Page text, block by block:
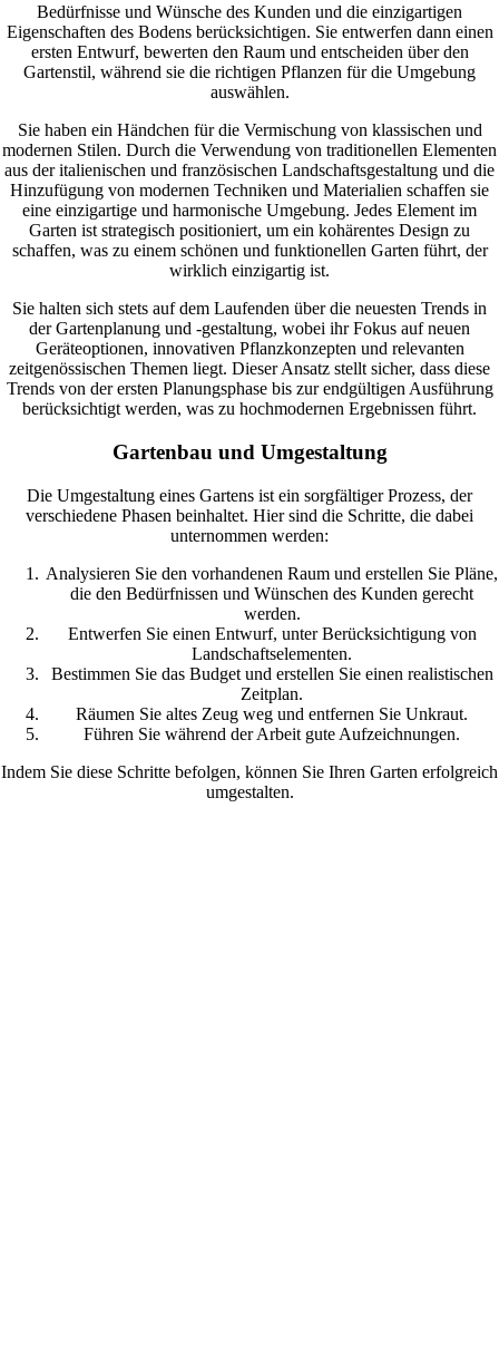
Bedürfnisse und Wünsche des Kunden und die einzigartigen
Eigenschaften des Bodens berücksichtigen. Sie entwerfen dann einen
ersten Entwurf, bewerten den Raum und entscheiden über den
Gartenstil, während sie die richtigen Pflanzen für die Umgebung
auswählen.
Sie haben ein Händchen für die Vermischung von klassischen und
modernen Stilen. Durch die Verwendung von traditionellen Elementen
aus der italienischen und französischen Landschaftsgestaltung und die
Hinzufügung von modernen Techniken und Materialien schaffen sie
eine einzigartige und harmonische Umgebung. Jedes Element im
Garten ist strategisch positioniert, um ein kohärentes Design zu
schaffen, was zu einem schönen und funktionellen Garten führt, der
wirklich einzigartig ist.
Sie halten sich stets auf dem Laufenden über die neuesten Trends in
der Gartenplanung und -gestaltung, wobei ihr Fokus auf neuen
Geräteoptionen, innovativen Pflanzkonzepten und relevanten
zeitgenössischen Themen liegt. Dieser Ansatz stellt sicher, dass diese
Trends von der ersten Planungsphase bis zur endgültigen Ausführung
berücksichtigt werden, was zu hochmodernen Ergebnissen führt.
Gartenbau und Umgestaltung
Die Umgestaltung eines Gartens ist ein sorgfältiger Prozess, der
verschiedene Phasen beinhaltet. Hier sind die Schritte, die dabei
unternommen werden:
Analysieren Sie den vorhandenen Raum und erstellen Sie Pläne,
die den Bedürfnissen und Wünschen des Kunden gerecht
werden.
Entwerfen Sie einen Entwurf, unter Berücksichtigung von
Landschaftselementen.
Bestimmen Sie das Budget und erstellen Sie einen realistischen
Zeitplan.
Räumen Sie altes Zeug weg und entfernen Sie Unkraut.
Führen Sie während der Arbeit gute Aufzeichnungen.
Indem Sie diese Schritte befolgen, können Sie Ihren Garten erfolgreich
umgestalten.